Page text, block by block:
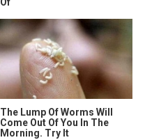
Of
The Lump Of Worms Will
Come Out Of You In The
Morning. Try It